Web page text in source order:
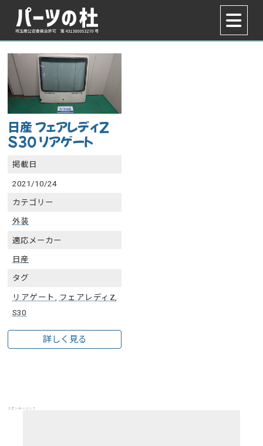
日産 フェアレディZ
S30 リアゲート
掲載日
2021/10/24
カテゴリー
外装
適応メーカー
日産
タグ
リアゲート フェアレディZ
S30
詳しく見る
スポンサーリンク